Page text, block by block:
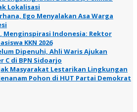
Lokalisasi
Ego Menyalakan Asa Warga
Menginspirasi Indonesia: Rektor
KKN 2026
Dipenuhi, Ahli Waris Ajukan
di BPN Sidoarjo
Masyarakat Lestarikan Lingkungan
Pohon di HUT Partai Demokrat